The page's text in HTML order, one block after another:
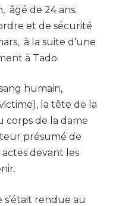
âgé de 24 ans.
et de sécurité
à la suite d’une
à Tado.
humain,
la tête de la
corps de la dame
présumé de
actes devant les
rendue au